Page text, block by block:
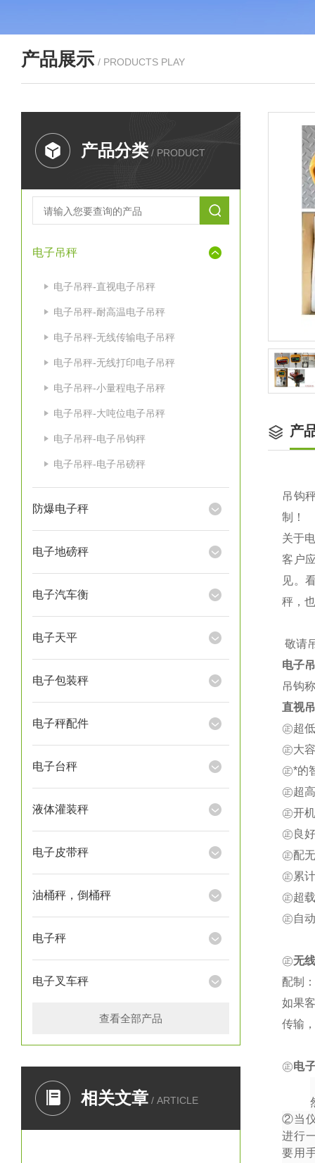
产品展示 / PRODUCTS PLAY
产品分类 / PRODUCT
电子吊秤
电子吊秤-直视电子吊秤
电子吊秤-耐高温电子吊秤
电子吊秤-无线传输电子吊秤
电子吊秤-无线打印电子吊秤
电子吊秤-小量程电子吊秤
电子吊秤-大吨位电子吊秤
电子吊秤-电子吊钩秤
电子吊秤-电子吊磅秤
防爆电子秤
电子地磅秤
电子汽车衡
电子天平
电子包装秤
电子秤配件
电子台秤
液体灌装秤
电子皮带秤
油桶秤，倒桶秤
电子秤
电子叉车秤
查看全部产品
相关文章 / ARTICLE
产
吊钩
制！
关于
客户
见。
秤，
敬请
电子
吊钩
直视
㊣超
㊣大
㊣*的
㊣超
㊣开
㊣良
㊣配
㊣累
㊣超
㊣自
㊣无
配制
如果
传输
㊣电
②当
进行
要用